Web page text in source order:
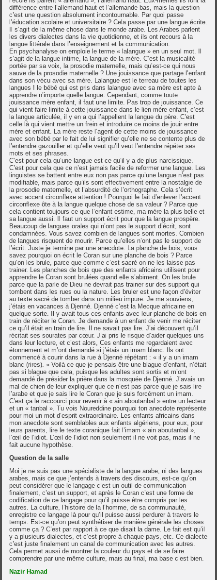
différence entre l’allemand haut et l’allemande bas, mais la question
c’est une question absolument incontournable. Par quoi passe
l’éducation scolaire et universitaire ? Cela passe par une langue écrite.
Il s’agit de la même chose dans le monde arabe. Les Arabes parlent
les divers dialectes dans la vie quotidienne, et ils ont recours à la
langue littérale dans l’enseignement et la communication.
En psychanalyse on emploie le terme « lalangue » en un seul mot. Il
s’agit de la langue intime, la langue de la mère. C’est la musicalité
portée par sa voix, la prosodie maternelle, mais qu’est-ce qui nous
sauve de la prosodie maternelle ? Une jouissance que partage l’enfant
dans son vécu avec sa mère. Lalangue est le terreau de toutes les
langues ! le bébé qui est pris dans lalangue avec sa mère est apte à
apprendre n’importe quelle langue. Cependant, comme toute
jouissance mère enfant, il faut une limite. Pas trop de jouissance. Ce
qui vient faire limite à cette jouissance dans le lien mère enfant, c’est
la langue articulée, il y en a qui l’appellent la langue du père. C’est
celle là qui vient mettre un frein et introduire ce moins de jouir entre
mère et enfant. La mère reste l’agent de cette moins de jouissance
avec son bébé par le fait de lui signifier qu’elle ne se contente plus de
l’entendre gazouiller et qu’elle veut qu’il veut l’entendre répéter ses
mots et ses phrases.
C’est pour cela qu’une langue est ce qu’il y a de plus narcissique.
C’est pour cela que ce n’est jamais facile de reformer une langue. Les
linguistes se battent entre eux non pas parce qu’une langue n’est pas
modifiable, mais parce qu’ils sont effectivement entre la nostalgie de
la prosodie maternelle, et l’absurdité de l’orthographe. Cela s’écrit
avec accent circonflexe attention ! Pourquoi le fait d’enlever l’accent
circonflexe ôte à la langue quelque chose de sa valeur ? Parce que
cela contient toujours ce que l’enfant estime, ma mère la plus belle et
sa langue aussi. Il faut un support écrit pour que la langue prospère.
Beaucoup de langues orales qui n’ont pas le support d’écrit, sont
condamnées. Vous savez combien de langues sont mortes. Combien
de langues risquent de mourir. Parce qu’elles n’ont pas le support de
l’écrit. Juste je termine par une anecdote. La planche de bois, vous
savez pourquoi on écrit le Coran sur une planche de bois ? Parce
qu’on les brule, parce que comme c’est sacré on ne les laisse pas
trainer. Les planches de bois que des enfants africains utilisent pour
apprendre le Coran sont brulées quand elle s’abiment. On les brule
parce que la parle de Dieu ne devrait pas trainer sur des support qui
tombent dans les rues ou la nature. Les bruler est une façon d’éviter
au texte sacré de tomber dans un milieu impure. Je me souviens,
j’étais en vacances à Djenné. Djenné c’est la Mecque africaine en
quelque sorte. Il y avait tous ces enfants avec leur planche de bois en
train de réciter le Coran. Je demande à un enfant de venir me réciter
ce qu’il était en train de lire. Il ne savait pas lire. J’ai découvert qu’il
récitait ses sourates par cœur. J’ai pris le risque d’aider quelques uns
dans leur lecture, et c’est alors, Ces enfants me regardaient avec
étonnement et m’ont demandé si j’étais un imam blanc. Ils ont
commencé à courir dans la rue à Djenné répétant : « il y a un imam
blanc (rires). » Voilà ce que je pensais être une blague d’enfant, n’était
pas si blague que cela, puisque les adultes sont sortis et m’ont
demandé de présider la prière dans la mosquée de Djenné. J’avais un
mal de chien de leur expliquer que ce n’est pas parce que je sais lire
l’arabe et que je sais lire le Coran que je suis forcément un imam.
C’est ça le raccourci pour revenir à « ain aboutanbal » entre un lecteur
et un « tanbal ». Tu vois Noureddine pourquoi ton anecdote représente
pour moi un mot d’esprit extraordinaire. Les enfants africains dans
mon anecdote sont semblables aux enfants algériens, pour eux, pour
leurs parents, lire le texte coranique fait l’imam « ain aboutanbal »,
l’œil de l’idiot. L’œil de l’idiot non seulement il ne voit pas, mais il ne
fait aucune hypothèse.
Question de la salle
Moi je ne suis pas une spécialiste de la langue arabe, ni des langues
arabes, mais ce que j’entends à travers des discours, est-ce qu’on
peut considérer que le langage c’est un outil de communication
finalement, c’est un support, et après le Coran c’est une forme de
codification de ce langage pour qu’il puisse être compris par les
autres. La culture, l’histoire de la l’homme, de sa communauté,
enregistre ce langage là pour qu’il puisse aussi perdurer à travers le
temps. Est-ce qu’on peut synthétiser de manière générale les choses
comme ça ? C’est par rapport à ce que disait la dame. Le fait est qu’il
y a plusieurs dialectes, et c’est propre à chaque pays, etc. Ce dialecte
c’est juste finalement un canal de communication avec les autres.
Cela permet aussi de montrer la couleur du pays et de se faire
comprendre par une même culture, mais au final, ma base c’est bien.
Nazir Hamad